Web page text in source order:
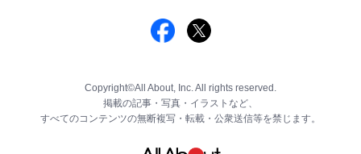
Copyright©All About, Inc. All rights reserved.
掲載の記事・写真・イラストなど、
すべてのコンテンツの無断複写・転載・公衆送信等を禁じます。